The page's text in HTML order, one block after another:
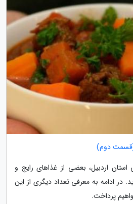
(قسمت دوم)
اردبیل، بعضی از غذاهای رایج و
در ادامه به معرفی تعداد دیگری از این
پرداخت.